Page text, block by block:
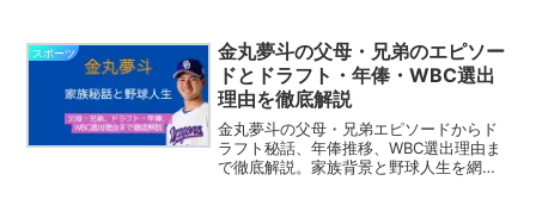
スポーツ
金丸夢斗の父母・兄弟のエピソー
ドとドラフト・年俸・WBC選出
理由を徹底解説
金丸夢斗の父母・兄弟エピソードからド
ラフト秘話、年俸推移、WBC選出理由ま
で徹底解説。家族背景と野球人生を網